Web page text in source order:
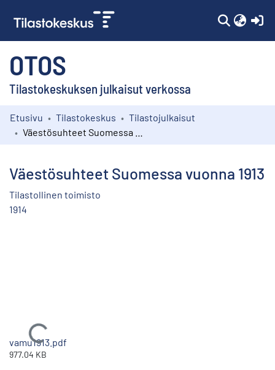
OTOS
Tilastokeskuksen julkaisut verkossa
Kokoelmat
Etusivu Tilastokeskus
Tilastojulkaisut
Väestösuhteet Suomessa vuonna 1913
Tilastollinen toimisto
1914
Ladataan...
vamu1913.pdf
977.04 KB